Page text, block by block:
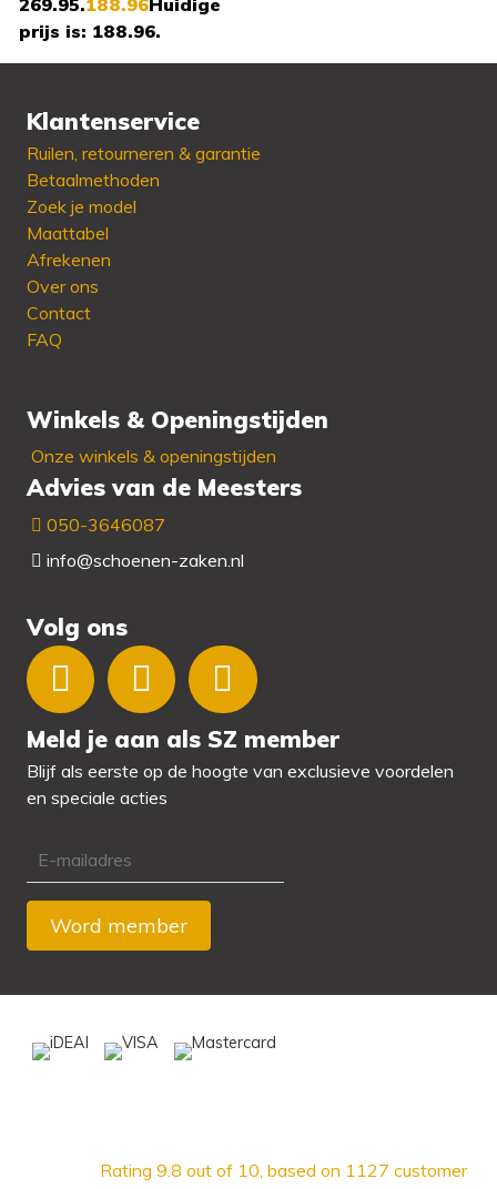
269.95.188.96Huidige
prijs is: 188.96.
Beschikbaar in: 36 - 37
- 39 - 41
Klantenservice
Ruilen, retourneren & garantie
Betaalmethoden
Zoek je model
Maattabel
Afrekenen
Over ons
Contact
FAQ
Winkels & Openingstijden
Onze winkels & openingstijden
Advies van de Meesters
050-3646087
info@schoenen-zaken.nl
Volg ons
Meld je aan als SZ member
Blijf als eerste op de hoogte van exclusieve voordelen
en speciale acties
Rating 9.8 out of 10, based on 1127 customer